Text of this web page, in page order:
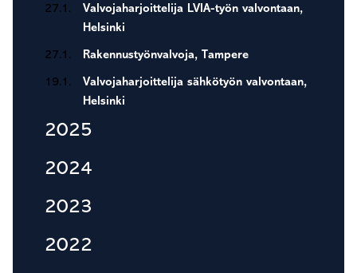
27.1.
Valvojaharjoittelija LVIA-työn valvontaan,
Helsinki
27.1. Rakennustyönvalvoja, Tampere
19.1.
Valvojaharjoittelija sähkötyön valvontaan,
Helsinki
2025
2024
2023
2022